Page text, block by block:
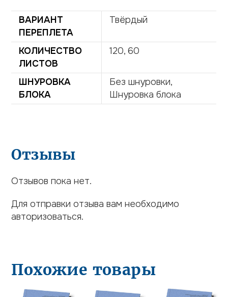
ВАРИАНТ
ПЕРЕПЛЕТА
Твёрдый
КОЛИЧЕСТВО
ЛИСТОВ
120, 60
ШНУРОВКА
БЛОКА
Без шнуровки,
Шнуровка блока
Отзывы
Отзывов пока нет.
Для отправки отзыва вам необходимо
авторизоваться.
Похожие товары